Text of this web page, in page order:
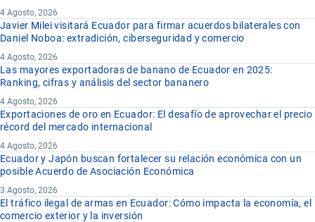
4 Agosto, 2026
Javier Milei visitará Ecuador para firmar acuerdos bilaterales con
Daniel Noboa: extradición, ciberseguridad y comercio
4 Agosto, 2026
Las mayores exportadoras de banano de Ecuador en 2025:
Ranking, cifras y análisis del sector bananero
4 Agosto, 2026
Exportaciones de oro en Ecuador: El desafío de aprovechar el precio
récord del mercado internacional
4 Agosto, 2026
Ecuador y Japón buscan fortalecer su relación económica con un
posible Acuerdo de Asociación Económica
3 Agosto, 2026
El tráfico ilegal de armas en Ecuador: Cómo impacta la economía, el
comercio exterior y la inversión